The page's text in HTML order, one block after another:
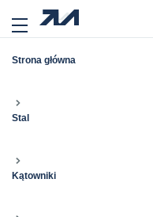
Strona główna
Stal
Kątowniki